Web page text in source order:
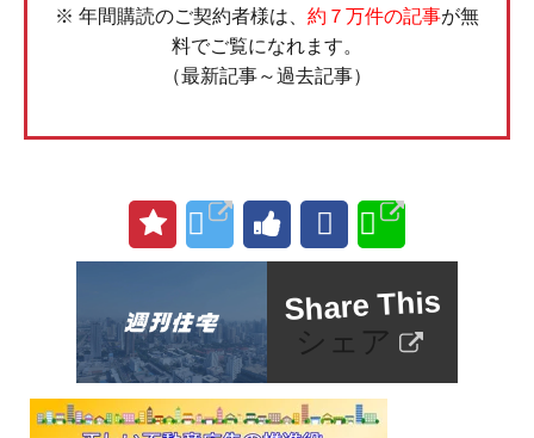
※ 年間購読のご契約者様は、 約７万件の記事が無
料でご覧になれます。
（最新記事～過去記事）
Share This
シェア